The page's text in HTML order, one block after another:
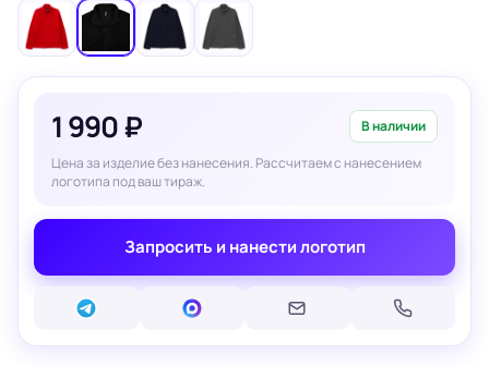
1 990 ₽ В наличии
Цена за изделие без нанесения. Рассчитаем с нанесением
логотипа под ваш тираж.
Запросить и нанести логотип